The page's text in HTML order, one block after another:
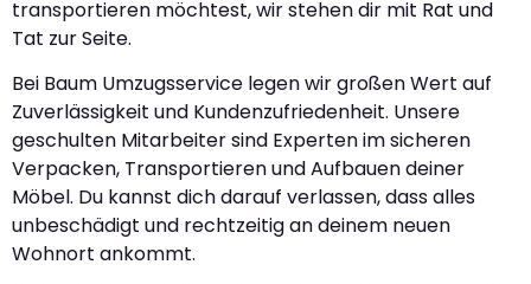
transportieren möchtest, wir stehen dir mit Rat und
Tat zur Seite.
Bei Baum Umzugsservice legen wir großen Wert auf
Zuverlässigkeit und Kundenzufriedenheit. Unsere
geschulten Mitarbeiter sind Experten im sicheren
Verpacken, Transportieren und Aufbauen deiner
Möbel. Du kannst dich darauf verlassen, dass alles
unbeschädigt und rechtzeitig an deinem neuen
Wohnort ankommt.